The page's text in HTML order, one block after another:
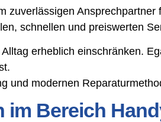
zuverlässigen
schnellen und preiswerten
erheblich einschränken.
und modernen
im Bereich